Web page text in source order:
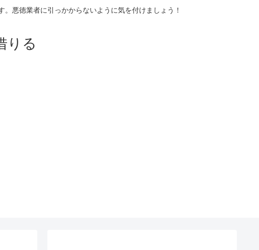
悪徳業者に引っかからないように気を付けましょう！
りる